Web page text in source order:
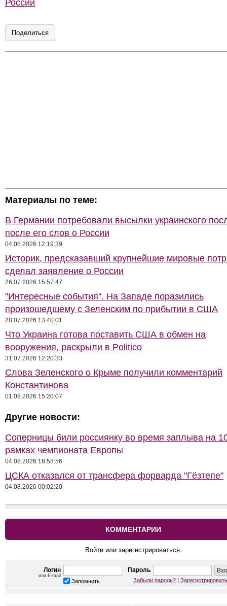
России
Поделиться
Материалы по теме:
В Германии потребовали высылки украинского
после его слов о России
04.08.2026 12:19:39
Историк, предсказавший крупнейшие мировые
сделал заявление о России
26.07.2026 15:57:47
"Интересные события". На Западе поразились
произошедшему с Зеленским по прибытии в США
28.07.2026 13:40:01
Что Украина готова поставить США в обмен на
вооружения, раскрыли в Politico
31.07.2026 12:20:33
Слова Зеленского о Крыме получили комментарий
Константинова
01.08.2026 15:20:07
Другие новости:
Соперницы били россиянку во время заплыва на
рамках чемпионата Европы
04.08.2026 18:58:56
ЦСКА отказался от трансфера форварда "Гёзтепе"
04.08.2026 00:02:20
КОММЕНТАРИИ
Войти или зарегистрироваться.
Логин
или E-mail
Пароль
Запомнить Забыли пароль? |